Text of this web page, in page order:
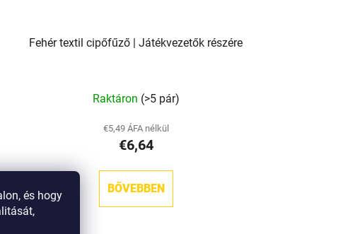
és hogy
Fehér textil cipőfűző | Játékvezetők részére
Raktáron (>5 pár)
€5,49 ÁFA nélkül
€6,64
BŐVEBBEN